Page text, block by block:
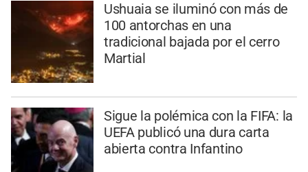
Ushuaia se iluminó con más de
100 antorchas en una
tradicional bajada por el cerro
Martial
Sigue la polémica con la FIFA: la
UEFA publicó una dura carta
abierta contra Infantino